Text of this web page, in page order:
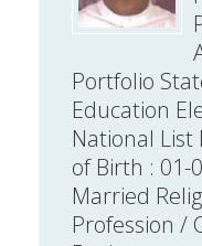
Portfolio
Education
National List
of Birth : 01-
Married
Profession /